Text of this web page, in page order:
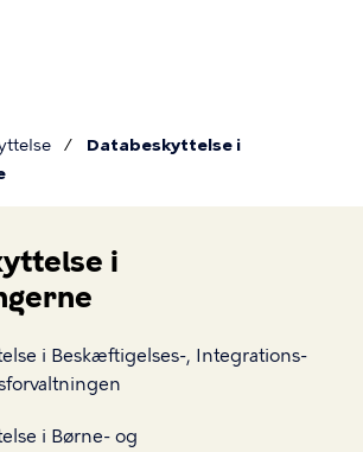
Databeskyttelse i
i
i Beskæftigelses-, Integrations-
i Børne- og